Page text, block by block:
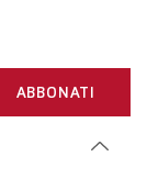
ABBONATI